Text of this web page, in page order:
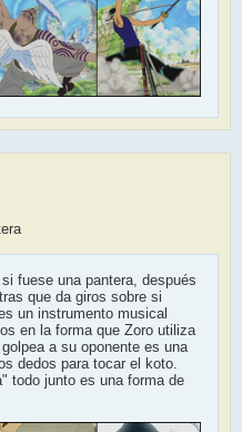
fuese una pantera, después
que da giros sobre si
un instrumento musical
en la forma que Zoro utiliza
a su oponente es una
dedos para tocar el koto.
todo junto es una forma de